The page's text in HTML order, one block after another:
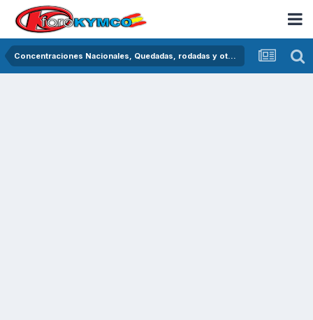
Concentraciones Nacionales, Quedadas, rodadas y otras crónicas del asfalto